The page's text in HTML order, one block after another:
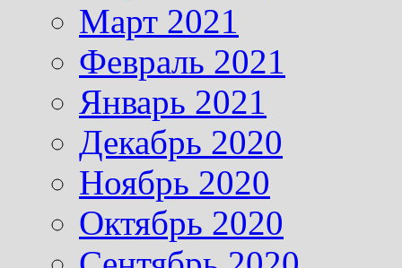
Март 2021
Февраль 2021
Январь 2021
Декабрь 2020
Ноябрь 2020
Октябрь 2020